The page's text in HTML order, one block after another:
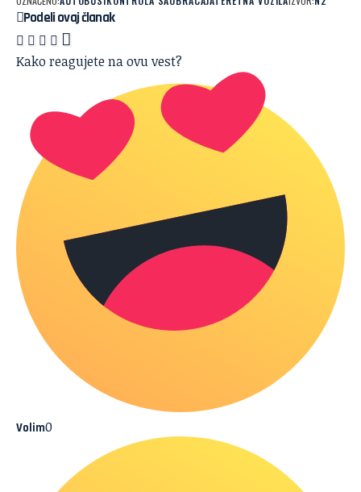
Podeli ovaj članak
Kako reagujete na ovu vest?
Volim0